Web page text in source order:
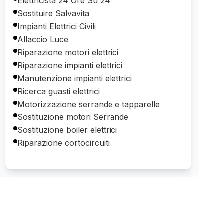
Sostituire Salvavita
Impianti Elettrici Civili
Allaccio Luce
Riparazione motori elettrici
Riparazione impianti elettrici
Manutenzione impianti elettrici
Ricerca guasti elettrici
Motorizzazione serrande e tapparelle
Sostituzione motori Serrande
Sostituzione boiler elettrici
Riparazione cortocircuiti